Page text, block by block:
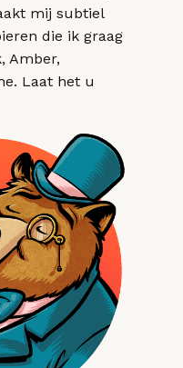
mij subtiel
die ik graag
Amber,
Laat het u